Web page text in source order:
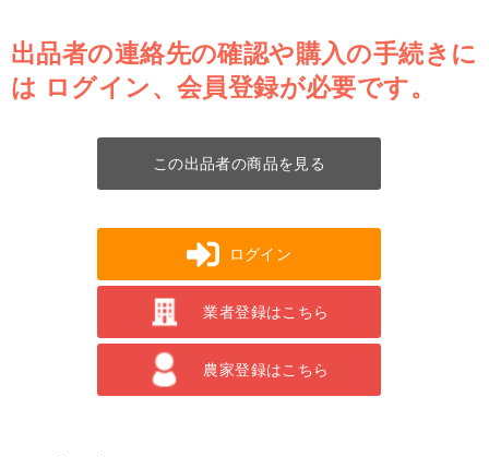
出品者の連絡先の確認や購入の手続きに
は ログイン、会員登録が必要です。
この出品者の商品を見る
ログイン
業者登録はこちら
農家登録はこちら